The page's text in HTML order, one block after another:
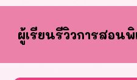
ผเรียนรีวิวการสอน